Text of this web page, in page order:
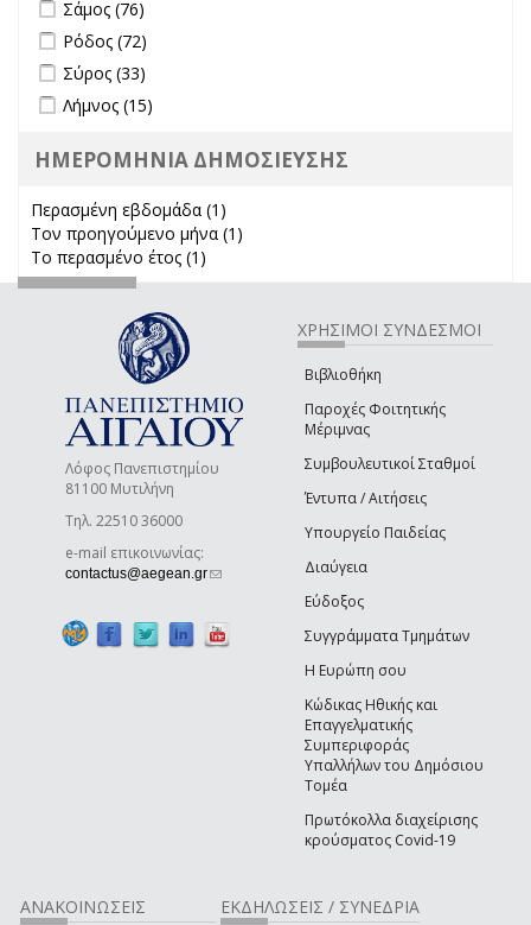
Σάμος (76)
Apply Ρόδος filter
Ρόδος (72)
Apply Σύρος filter
Σύρος (33)
Apply Λήμνος filter
Λήμνος (15)
ΗΜΕΡΟΜΗΝΙΑ ΔΗΜΟΣΙΕΥΣΗΣ
Περασμένη εβδομάδα (1)
Τον προηγούμενο μήνα (1)
Το περασμένο έτος (1)
Λόφος Πανεπιστημίου
81100 Μυτιλήνη
Τηλ. 22510 36000
e-mail επικοινωνίας:
contactus@aegean.gr(link sends e-mail)
ΧΡΗΣΙΜΟΙ ΣΥΝΔΕΣΜΟΙ
Βιβλιοθήκη
Παροχές Φοιτητικής
Μέριμνας
Συμβουλευτικοί Σταθμοί
Έντυπα / Αιτήσεις
Υπουργείο Παιδείας
Διαύγεια
Εύδοξος
Συγγράμματα Τμημάτων
Η Ευρώπη σου
Κώδικας Ηθικής και
Επαγγελματικής
Συμπεριφοράς
Υπαλλήλων του Δημόσιου
Τομέα
Πρωτόκολλα διαχείρισης
κρούσματος Covid-19
ΑΝΑΚΟΙΝΩΣΕΙΣ ΕΚΔΗΛΩΣΕΙΣ / ΣΥΝΕΔΡΙΑ